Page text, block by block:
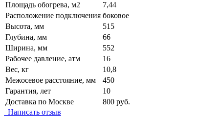
Площадь обогрева, м2
7,44
Расположение подключения боковое
Высота, мм
515
Глубина, мм
66
Ширина, мм
552
Рабочее давление, атм
16
Вес, кг
10,8
Межосевое расстояние, мм
450
Гарантия, лет
10
Доставка по Москве
800 руб.
Написать отзыв